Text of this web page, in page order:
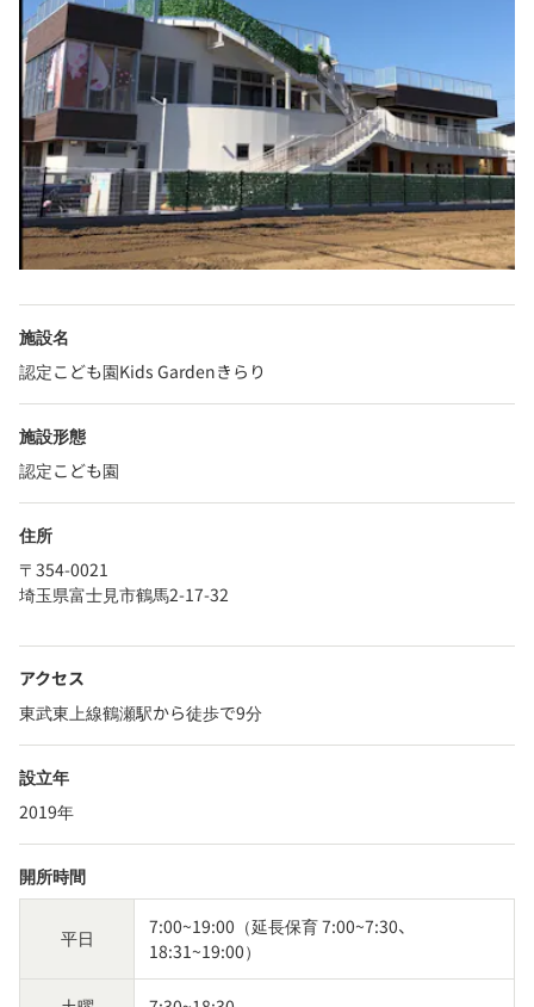
施設名
認定こども園Kids Gardenきらり
施設形態
認定こども園
住所
〒354-0021
埼玉県富士見市鶴馬2-17-32
アクセス
東武東上線鶴瀬駅から徒歩で9分
設立年
2019年
開所時間
平日
7:00~19:00（延長保育 7:00~7:30、
18:31~19:00）